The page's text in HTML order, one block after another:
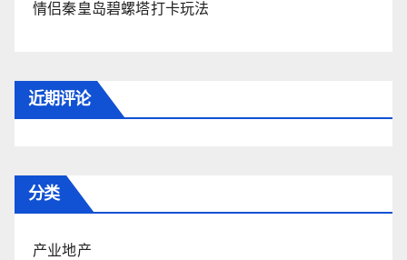
情侣秦皇岛碧螺塔打卡玩法
近期评论
分类
产业地产